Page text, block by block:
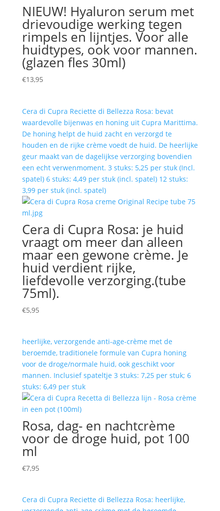
NIEUW! Hyaluron serum met
drievoudige werking tegen
rimpels en lijntjes. Voor alle
huidtypes, ook voor mannen.
(glazen fles 30ml)
€13,95
Cera di Cupra Reciette di Bellezza Rosa: bevat
waardevolle bijenwas en honing uit Cupra Marittima.
De honing helpt de huid zacht en verzorgd te
houden en de rijke crème voedt de huid. De heerlijke
geur maakt van de dagelijkse verzorging bovendien
een echt verwenmoment. 3 stuks: 5,25 per stuk (Incl.
spatel) 6 stuks: 4,49 per stuk (incl. spatel) 12 stuks:
3,99 per stuk (incl. spatel)
Cera di Cupra Rosa: je huid
vraagt om meer dan alleen
maar een gewone crème. Je
huid verdient rijke,
liefdevolle verzorging.(tube
75ml).
€5,95
heerlijke, verzorgende anti-age-crème met de
beroemde, traditionele formule van Cupra honing
voor de droge/normale huid, ook geschikt voor
mannen. Inclusief spateltje 3 stuks: 7,25 per stuk; 6
stuks: 6,49 per stuk
Rosa, dag- en nachtcrème
voor de droge huid, pot 100
ml
€7,95
Cera di Cupra Reciette di Bellezza Rosa: heerlijke,